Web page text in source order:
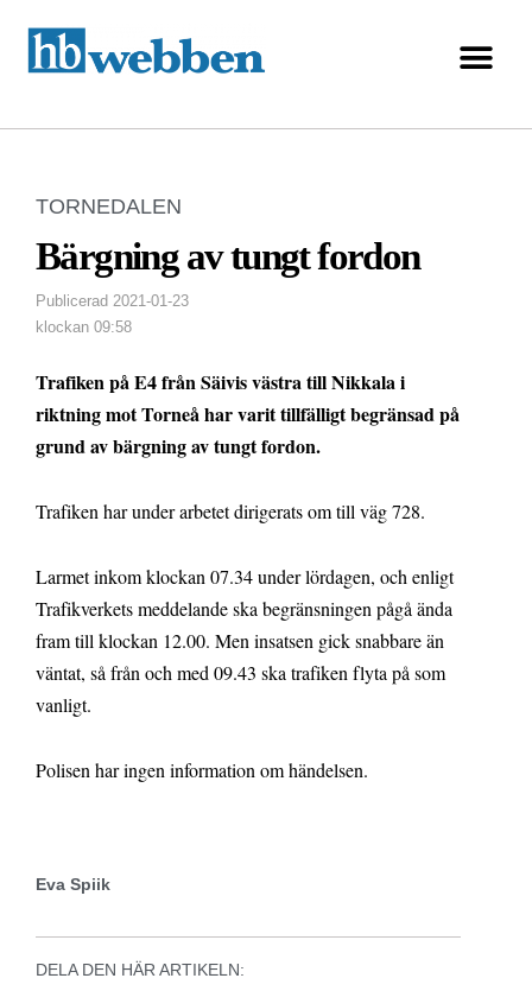
TORNEDALEN
Bärgning av tungt fordon
Publicerad 2021-01-23
klockan 09:58
Trafiken på E4 från Säivis västra till Nikkala i
riktning mot Torneå har varit tillfälligt begränsad på
grund av bärgning av tungt fordon.
Trafiken har under arbetet dirigerats om till väg 728.
Larmet inkom klockan 07.34 under lördagen, och enligt
Trafikverkets meddelande ska begränsningen pågå ända
fram till klockan 12.00. Men insatsen gick snabbare än
väntat, så från och med 09.43 ska trafiken flyta på som
vanligt.
Polisen har ingen information om händelsen.
Eva Spiik
DELA DEN HÄR ARTIKELN: